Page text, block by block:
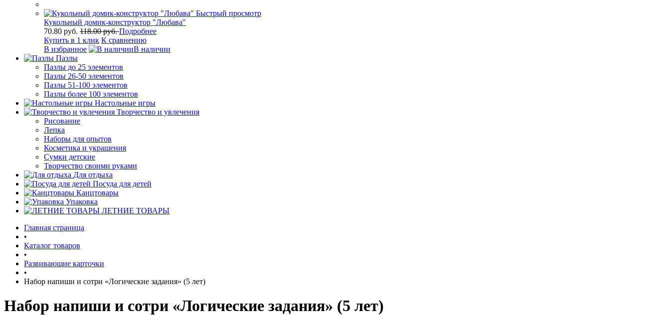
Быстрый просмотр
Кукольный домик-конструктор "Любава"
70.80 руб. 118.00 руб.Подробнее
Купить в 1 клик К сравнению
В избранное
В наличии
Пазлы
Пазлы до 25 элементов
Пазлы 26-50 элементов
Пазлы 51-100 элементов
Пазлы более 100 элементов
Настольные игры
Творчество и увлечения
Рисование
Лепка
Наборы для опытов
Косметика и украшения
Сумки детские
Творчество своими руками
Для отдыха
Посуда для детей
Канцтовары
Упаковка
ЛЕТНИЕ ТОВАРЫ
Главная страница
•
Каталог товаров
•
Развивающие карточки
•
Набор напиши и сотри «Логические задания» (5 лет)
Набор напиши и сотри «Логические задания» (5 лет)